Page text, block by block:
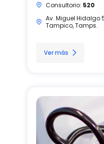
Consultorio: 520
Av. Miguel Hidalgo
Tampico, Tamps.
Ver más